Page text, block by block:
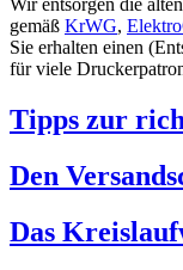
Wir entsorgen die
gemäß KrWG,
Sie erhalten einen
für viele
Tipps zur
Den
Das